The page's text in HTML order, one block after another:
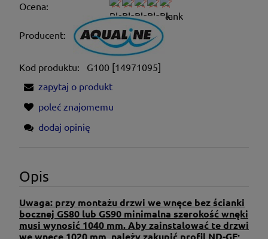
Ocena:
Producent:
Kod produktu:
G100 [14971095]
zapytaj o produkt
poleć znajomemu
dodaj opinię
Opis
Uwaga: przy montażu drzwi we wnęce bez ścianki
bocznej GS80 lub GS90 minimalna szerokość wnęki
musi wynosić 1040 mm. Aby zainstalować te drzwi
we wnęce 1020 mm, należy zakupić profil ND-GF;